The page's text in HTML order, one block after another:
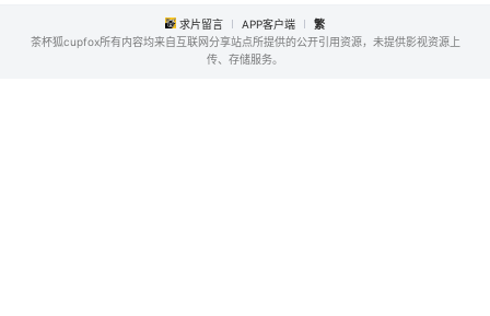
求片留言 APP客户端
繁
茶杯狐cupfox所有内容均来自互联网分享站点所提供的公开引用资源，未提供影视资源上
传、存储服务。